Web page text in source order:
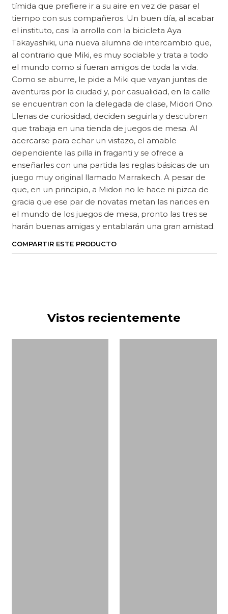
tímida que prefiere ir a su aire en vez de pasar el
tiempo con sus compañeros. Un buen día, al acabar
el instituto, casi la arrolla con la bicicleta Aya
Takayashiki, una nueva alumna de intercambio que,
al contrario que Miki, es muy sociable y trata a todo
el mundo como si fueran amigos de toda la vida.
Como se aburre, le pide a Miki que vayan juntas de
aventuras por la ciudad y, por casualidad, en la calle
se encuentran con la delegada de clase, Midori Ono.
Llenas de curiosidad, deciden seguirla y descubren
que trabaja en una tienda de juegos de mesa. Al
acercarse para echar un vistazo, el amable
dependiente las pilla in fraganti y se ofrece a
enseñarles con una partida las reglas básicas de un
juego muy original llamado Marrakech. A pesar de
que, en un principio, a Midori no le hace ni pizca de
gracia que ese par de novatas metan las narices en
el mundo de los juegos de mesa, pronto las tres se
harán buenas amigas y entablarán una gran amistad.
COMPARTIR ESTE PRODUCTO
Vistos recientemente